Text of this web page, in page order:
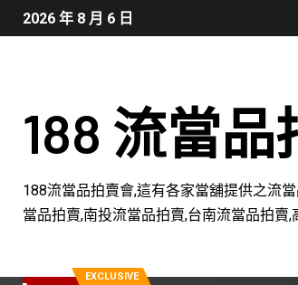
2026 年 8 月 6 日
188 流當
188流當品拍賣會,這有各家當舖提供之流
當品拍賣,南投流當品拍賣,台南流當品拍
EXCLUSIVE